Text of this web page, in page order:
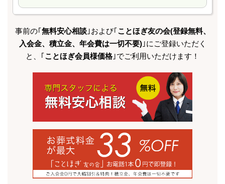
事前の｢無料安心相談｣および｢ことほぎ友の会(登録無料、
入会金、積立金、年会費は一切不要)｣にご登録いただく
と、
｢ことほぎ会員様価格｣でご利用いただけます！